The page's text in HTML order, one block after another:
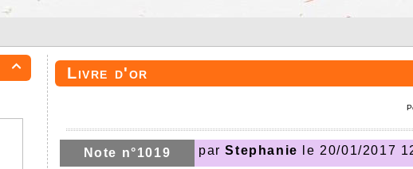
 Livre d'or
Note n°1019 parStephanie le 20/01/2017